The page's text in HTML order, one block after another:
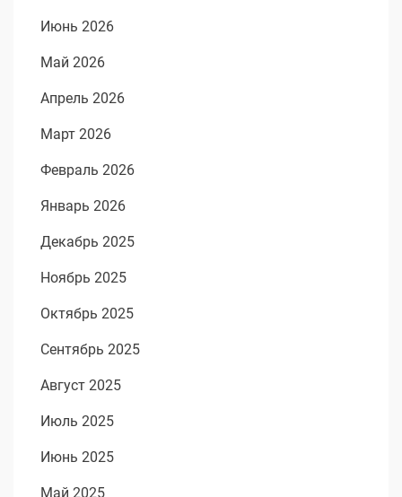
Июнь 2026
Май 2026
Апрель 2026
Март 2026
Февраль 2026
Январь 2026
Декабрь 2025
Ноябрь 2025
Октябрь 2025
Сентябрь 2025
Август 2025
Июль 2025
Июнь 2025
Май 2025